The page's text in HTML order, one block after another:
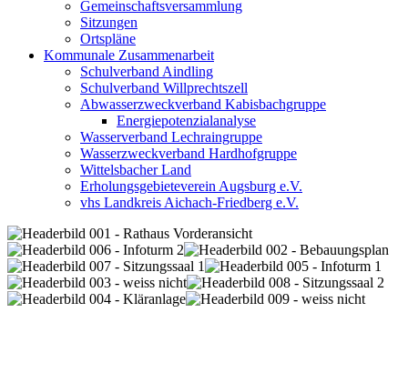
Gemeinschaftsversammlung
Sitzungen
Ortspläne
Kommunale Zusammenarbeit
Schulverband Aindling
Schulverband Willprechtszell
Abwasserzweckverband Kabisbachgruppe
Energiepotenzialanalyse
Wasserverband Lechraingruppe
Wasserzweckverband Hardhofgruppe
Wittelsbacher Land
Erholungsgebieteverein Augsburg e.V.
vhs Landkreis Aichach-Friedberg e.V.